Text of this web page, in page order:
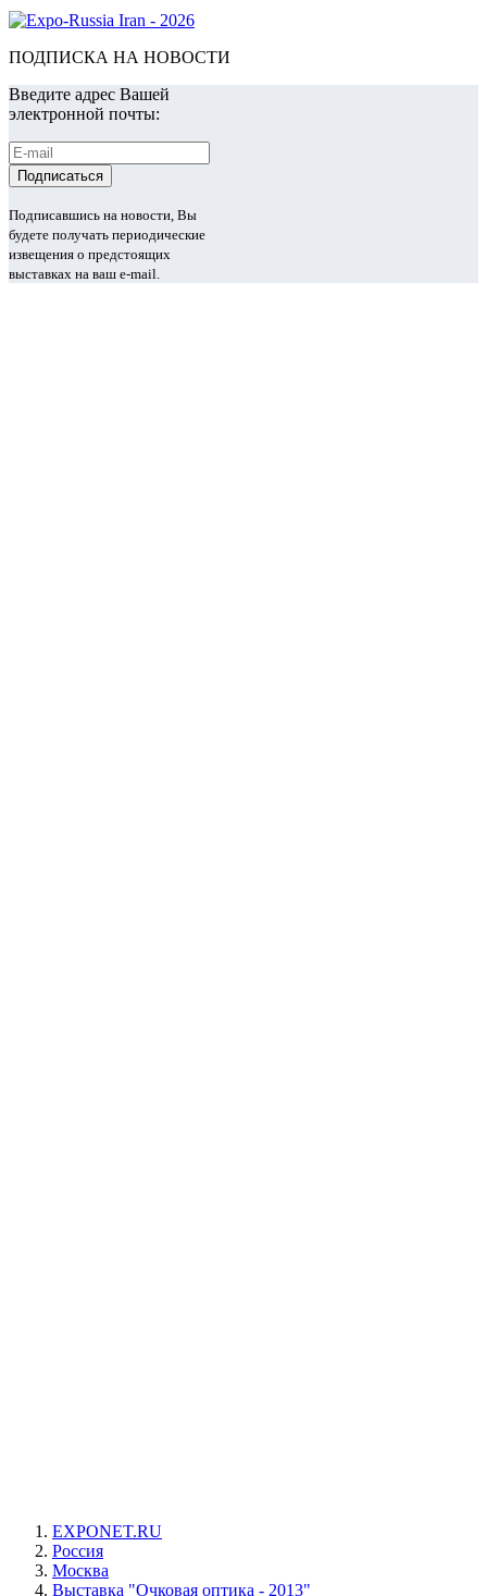
ПОДПИСКА НА НОВОСТИ
Введите адрес Вашей
электронной почты:
Подписавшись на новости, Вы
будете получать периодические
извещения о предстоящих
выставках на ваш e-mail.
EXPONET.RU
Россия
Москва
Выставка "Очковая оптика - 2013"